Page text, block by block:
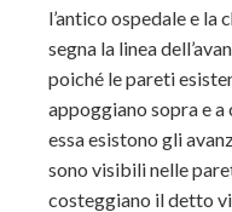
l’antico ospedale e la
segna la linea
poiché le pareti
appoggiano sopra e
essa esistono gli
sono visibili nelle
costeggiano il detto